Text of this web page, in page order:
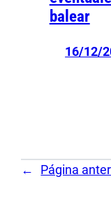
balear
16/12/
← Página